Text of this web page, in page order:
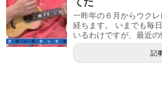
一昨年の６月からウク
経ちます。 いまでも毎
いるわけですが、最近
記